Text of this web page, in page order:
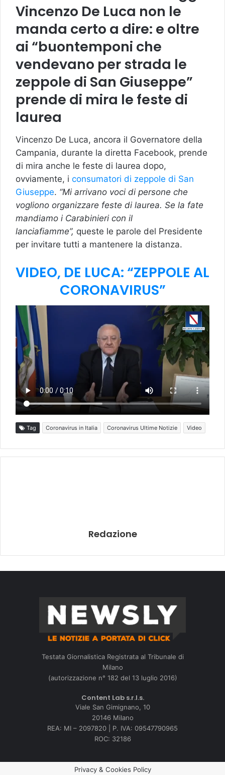
Vincenzo De Luca non le
manda certo a dire: e oltre
ai “buontemponi che
vendevano per strada le
zeppole di San Giuseppe”
prende di mira le feste di
laurea
Vincenzo De Luca, ancora il Governatore della
Campania, durante la diretta Facebook, prende
di mira anche le feste di laurea dopo,
ovviamente, i consumatori di zeppole di San
Giuseppe. “Mi arrivano voci di persone che
vogliono organizzare feste di laurea. Se la fate
mandiamo i Carabinieri con il
lanciafiamme”, queste le parole del Presidente
per invitare tutti a mantenere la distanza.
VIDEO, DE LUCA: “ZEPPOLE AL
CORONAVIRUS”
Tag Coronavirus in Italia Coronavirus Ultime Notizie Video
Redazione
Testata Giornalistica Registrata al Tribunale di
Milano
(autorizzazione n° 182 del 13 luglio 2016)
Content Lab s.r.l.s.
Viale San Gimignano, 10
20146 Milano
REA: MI – 2097820 | P. IVA: 09547790965
ROC: 32186
Privacy & Cookies Policy